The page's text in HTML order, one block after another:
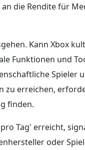
die Rendite für
Kann Xbox
Funktionen und
Spieler
zu erreichen,
finden.
Tag' erreicht,
oder